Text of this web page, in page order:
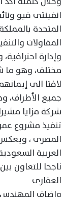
انفينتى فيو
المتحدة
المقاولات
وإدارة
مختلف، وهو ما
لافتا الى
جميع الأطراف،
شركة مزايا
تنفيذ مشروع
المصرى ، ويعكس
العربية
ناجحا للتعاون
العقارى